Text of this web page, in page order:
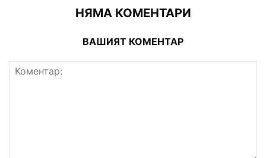
НЯМА КОМЕНТАРИ
ВАШИЯТ КОМЕНТАР